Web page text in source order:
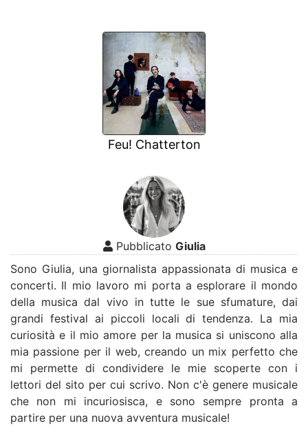
Feu! Chatterton
Pubblicato Giulia
Sono Giulia, una giornalista appassionata di musica e
concerti. Il mio lavoro mi porta a esplorare il mondo
della musica dal vivo in tutte le sue sfumature, dai
grandi festival ai piccoli locali di tendenza. La mia
curiosità e il mio amore per la musica si uniscono alla
mia passione per il web, creando un mix perfetto che
mi permette di condividere le mie scoperte con i
lettori del sito per cui scrivo. Non c'è genere musicale
che non mi incuriosisca, e sono sempre pronta a
partire per una nuova avventura musicale!